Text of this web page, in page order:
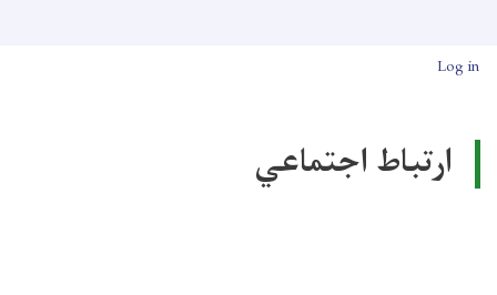
User account menu
Log in
ارتباط اجتماعي